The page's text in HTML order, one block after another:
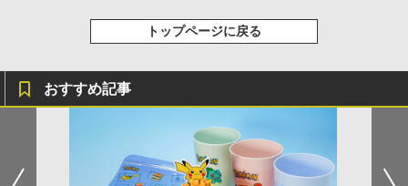
トップページに戻る
おすすめ記事